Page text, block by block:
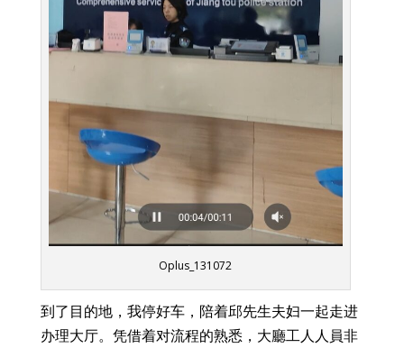
Oplus_131072
到了目的地，我停好车，陪着邱先生夫妇一起走进
办理大厅。凭借着对流程的熟悉，大廳工人人員非